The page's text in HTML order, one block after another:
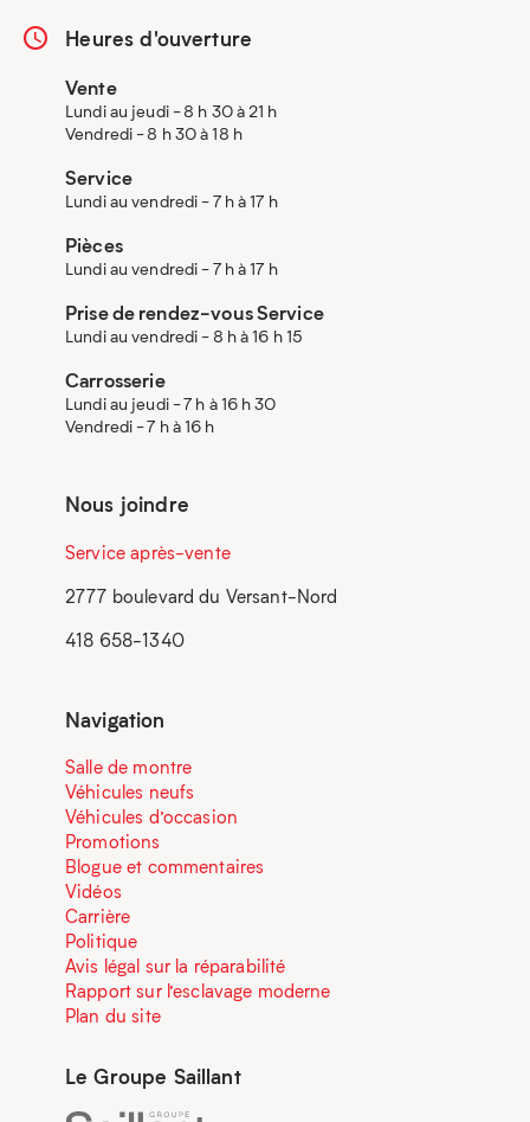
Heures d'ouverture
Vente
Lundi au jeudi - 8 h 30 à 21 h
Vendredi - 8 h 30 à 18 h
Service
Lundi au vendredi - 7 h à 17 h
Pièces
Lundi au vendredi - 7 h à 17 h
Prise de rendez-vous Service
Lundi au vendredi - 8 h à 16 h 15
Carrosserie
Lundi au jeudi - 7 h à 16 h 30
Vendredi - 7 h à 16 h
Nous joindre
Service après-vente
2777 boulevard du Versant-Nord
418 658-1340
Navigation
Salle de montre
Véhicules neufs
Véhicules d’occasion
Promotions
Blogue et commentaires
Vidéos
Carrière
Politique
Avis légal sur la réparabilité
Rapport sur l’esclavage moderne
Plan du site
Le Groupe Saillant